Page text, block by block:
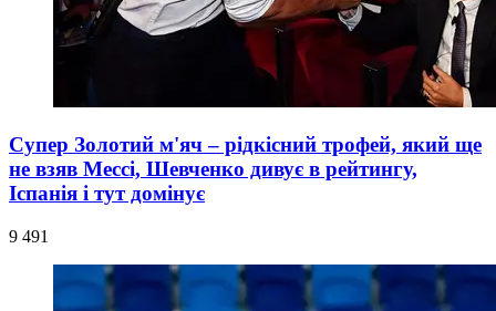
Супер Золотий м'яч – рідкісний трофей, який ще
не взяв Мессі, Шевченко дивує в рейтингу,
Іспанія і тут домінує
9 491